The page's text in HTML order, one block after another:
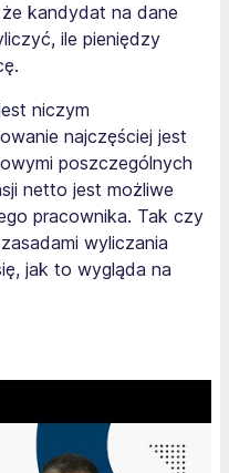
kandydat na dane
ile pieniędzy
niczym
najczęściej jest
poszczególnych
netto jest możliwe
pracownika. Tak czy
wyliczania
jak to wygląda na